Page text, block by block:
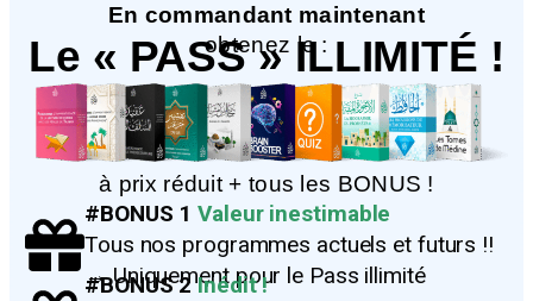
En commandant maintenant
obtenez le :
Le « PASS » ILLIMITÉ !
à prix réduit + tous les BONUS !
#BONUS 1 Valeur inestimable
Tous nos programmes actuels et futurs !!
→ Uniquement pour le Pass illimité
#BONUS 2 Inédit !